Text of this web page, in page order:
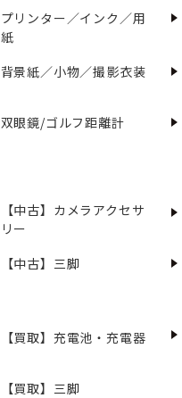
プリンター／インク／用
紙
背景紙／小物／撮影衣装
双眼鏡/ゴルフ距離計
【中古】カメラアクセサ
リー
【中古】三脚
【買取】充電池・充電器
【買取】三脚